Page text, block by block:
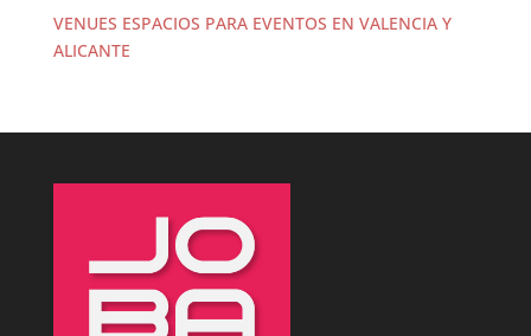
VENUES ESPACIOS PARA EVENTOS EN VALENCIA Y
ALICANTE